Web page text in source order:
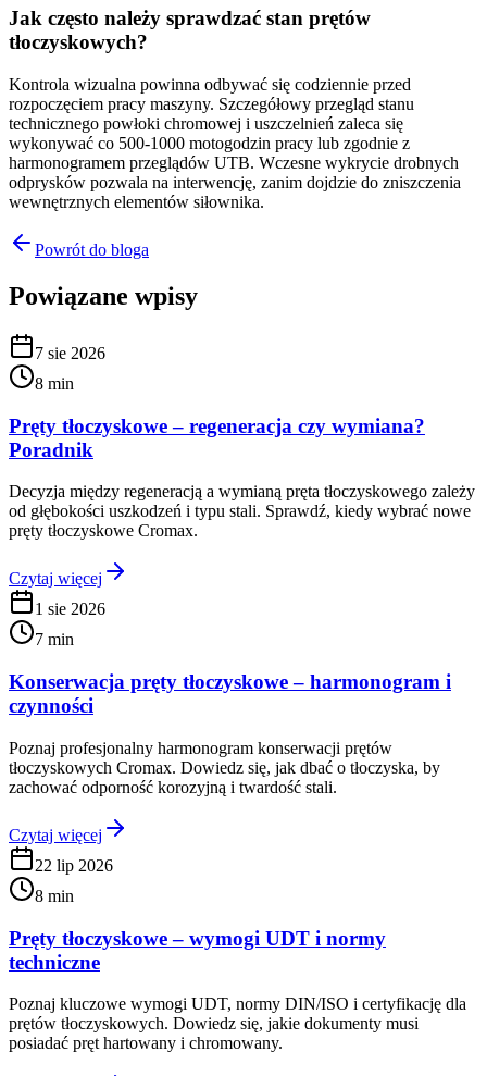
Jak często należy sprawdzać stan prętów
tłoczyskowych?
Kontrola wizualna powinna odbywać się codziennie przed
rozpoczęciem pracy maszyny. Szczegółowy przegląd stanu
technicznego powłoki chromowej i uszczelnień zaleca się
wykonywać co 500-1000 motogodzin pracy lub zgodnie z
harmonogramem przeglądów UTB. Wczesne wykrycie drobnych
odprysków pozwala na interwencję, zanim dojdzie do zniszczenia
wewnętrznych elementów siłownika.
Powrót do bloga
Powiązane wpisy
7 sie 2026
8 min
Pręty tłoczyskowe – regeneracja czy wymiana?
Poradnik
Decyzja między regeneracją a wymianą pręta tłoczyskowego zależy
od głębokości uszkodzeń i typu stali. Sprawdź, kiedy wybrać nowe
pręty tłoczyskowe Cromax.
Czytaj więcej
1 sie 2026
7 min
Konserwacja pręty tłoczyskowe – harmonogram i
czynności
Poznaj profesjonalny harmonogram konserwacji prętów
tłoczyskowych Cromax. Dowiedz się, jak dbać o tłoczyska, by
zachować odporność korozyjną i twardość stali.
Czytaj więcej
22 lip 2026
8 min
Pręty tłoczyskowe – wymogi UDT i normy
techniczne
Poznaj kluczowe wymogi UDT, normy DIN/ISO i certyfikację dla
prętów tłoczyskowych. Dowiedz się, jakie dokumenty musi
posiadać pręt hartowany i chromowany.